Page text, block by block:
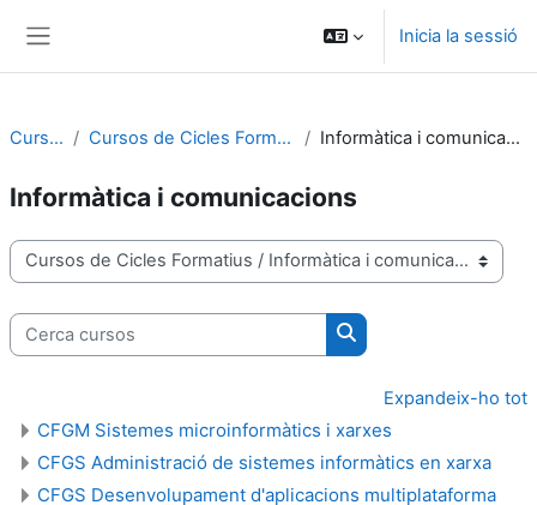
Inicia la sessió
Cursos Cursos de Cicles Formatius Informàtica i comunicacions
Informàtica i comunicacions
Categories de cursos
Cerca cursos
Cerca cursos
Expandeix-ho tot
CFGM Sistemes microinformàtics i xarxes
CFGS Administració de sistemes informàtics en xarxa
CFGS Desenvolupament d'aplicacions multiplataforma